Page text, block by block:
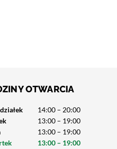
OTWARCIA
14:00 – 20:00
13:00 – 19:00
13:00 – 19:00
13:00 – 19:00